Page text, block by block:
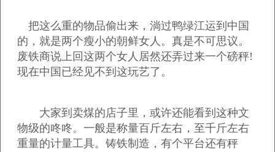
把这么重的物品偷出来，淌过鸭绿江运到中国
的，就是两个瘦小的朝鲜女人。真是不可思议。
废铁商说上回这两个女人居然还弄过来一个磅秤!
现在中国已经见不到这玩艺了。
大家到卖煤的店子里，或许还能看到这种文
物级的咚咚。一般是称量百斤左右，至千斤左右
重量的计量工具。铸铁制造，有个平台还有秤